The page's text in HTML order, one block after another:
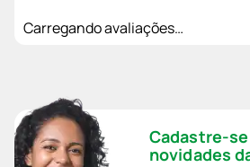
Carregando avaliações…
Cadastre-
novidades